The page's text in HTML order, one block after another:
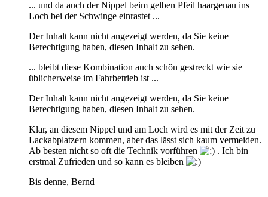
... und da auch der Nippel beim gelben Pfeil haargenau ins
Loch bei der Schwinge einrastet ...
Der Inhalt kann nicht angezeigt werden, da Sie keine
Berechtigung haben, diesen Inhalt zu sehen.
... bleibt diese Kombination auch schön gestreckt wie sie
üblicherweise im Fahrbetrieb ist ...
Der Inhalt kann nicht angezeigt werden, da Sie keine
Berechtigung haben, diesen Inhalt zu sehen.
Klar, an diesem Nippel und am Loch wird es mit der Zeit zu
Lackabplatzern kommen, aber das lässt sich kaum vermeiden.
Ab besten nicht so oft die Technik vorführen
. Ich bin
erstmal Zufrieden und so kann es bleiben
Bis denne, Bernd